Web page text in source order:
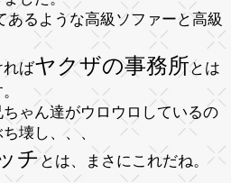
あるような高級ソファーと高級
ればヤクザの事務所とは
。
ゃん達がウロウロしているの
ち壊し、、、
チとは、まさにこれだね。